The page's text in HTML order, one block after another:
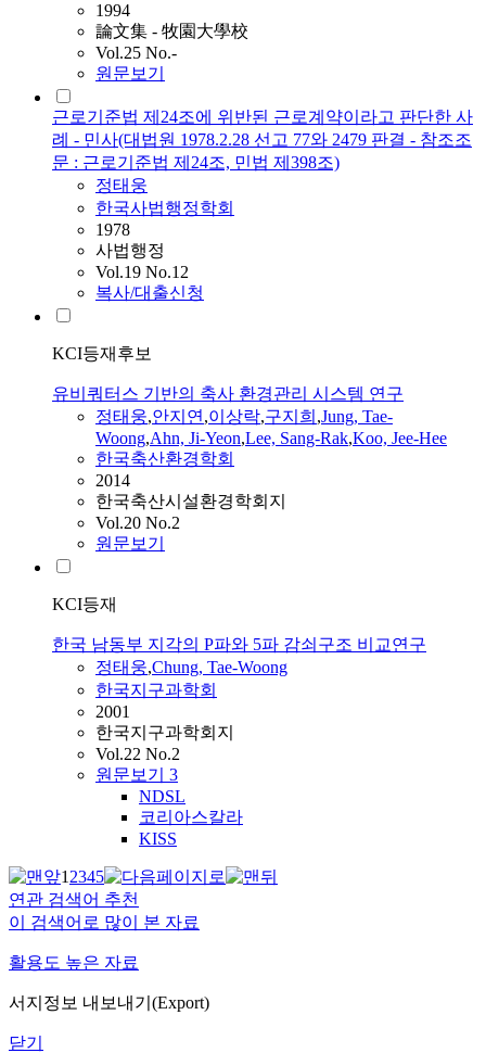
1994
論文集 - 牧園大學校
Vol.25 No.-
원문보기
근로기준법 제24조에 위반된 근로계약이라고 판단한 사
례 - 민사(대법원 1978.2.28 선고 77와 2479 판결 - 참조조
문 : 근로기준법 제24조, 민법 제398조)
정태웅
한국사법행정학회
1978
사법행정
Vol.19 No.12
복사/대출신청
KCI등재후보
유비쿼터스 기반의 축사 환경관리 시스템 연구
정태웅,안지연,이상락,구지희 ,Jung, Tae-
Woong,Ahn, Ji-Yeon,Lee, Sang-Rak,Koo, Jee-Hee
한국축산환경학회
2014
한국축산시설환경학회지
Vol.20 No.2
원문보기
KCI등재
한국 남동부 지각의 P파와 5파 감쇠구조 비교연구
정태웅,Chung, Tae-Woong
한국지구과학회
2001
한국지구과학회지
Vol.22 No.2
원문보기 3
NDSL
코리아스칼라
KISS
12345
연관 검색어 추천
이 검색어로 많이 본 자료
활용도 높은 자료
서지정보 내보내기(Export)
닫기